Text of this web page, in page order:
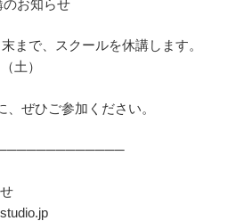
お知らせ
まで、スクールを休講します。
土）
ぜひご参加ください。